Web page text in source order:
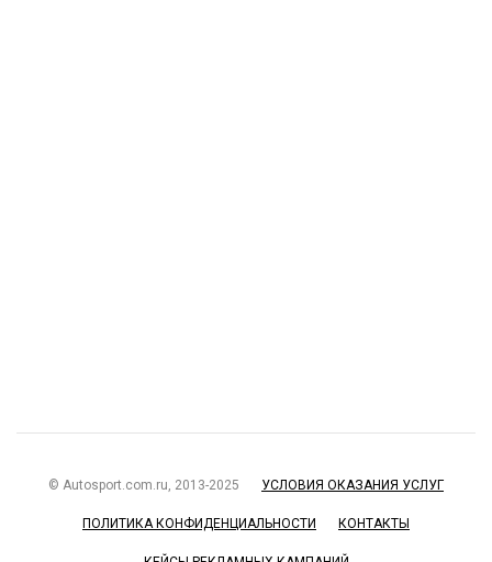
© Autosport.com.ru, 2013-2025 УСЛОВИЯ ОКАЗАНИЯ УСЛУГ
ПОЛИТИКА КОНФИДЕНЦИАЛЬНОСТИ КОНТАКТЫ